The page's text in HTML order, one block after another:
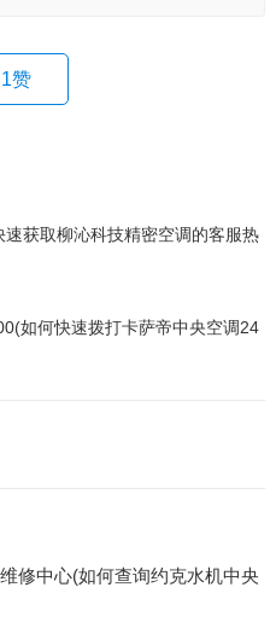
1赞
获取柳沁科技精密空调的客服热
如何快速拨打卡萨帝中央空调24
修中心(如何查询约克水机中央